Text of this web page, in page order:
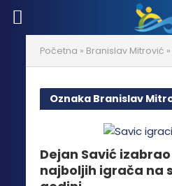
Početna » Branislav Mitrović »
Oznaka Branislav
Dejan Savić
najboljih igrača na